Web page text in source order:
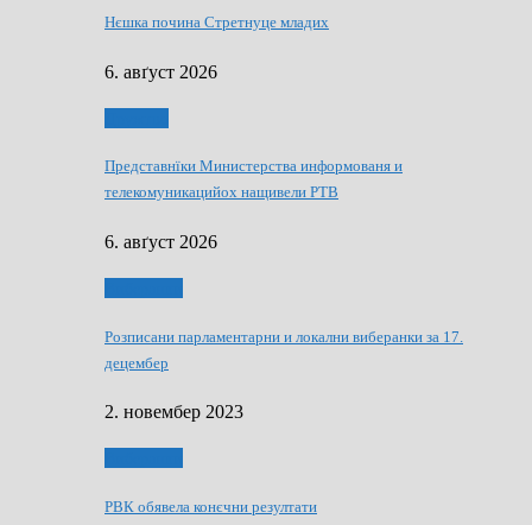
Нєшка почина Стретнуце младих
6. авґуст 2026
Представнїки Министерства информованя и
телекомуникацийох нащивели РТВ
6. авґуст 2026
Розписани парламентарни и локални виберанки за 17.
децембер
2. новембер 2023
РВК обявела конєчни резултати